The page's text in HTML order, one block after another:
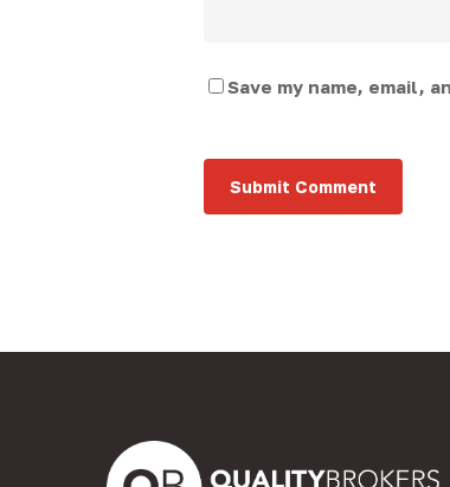
Save my name, email,